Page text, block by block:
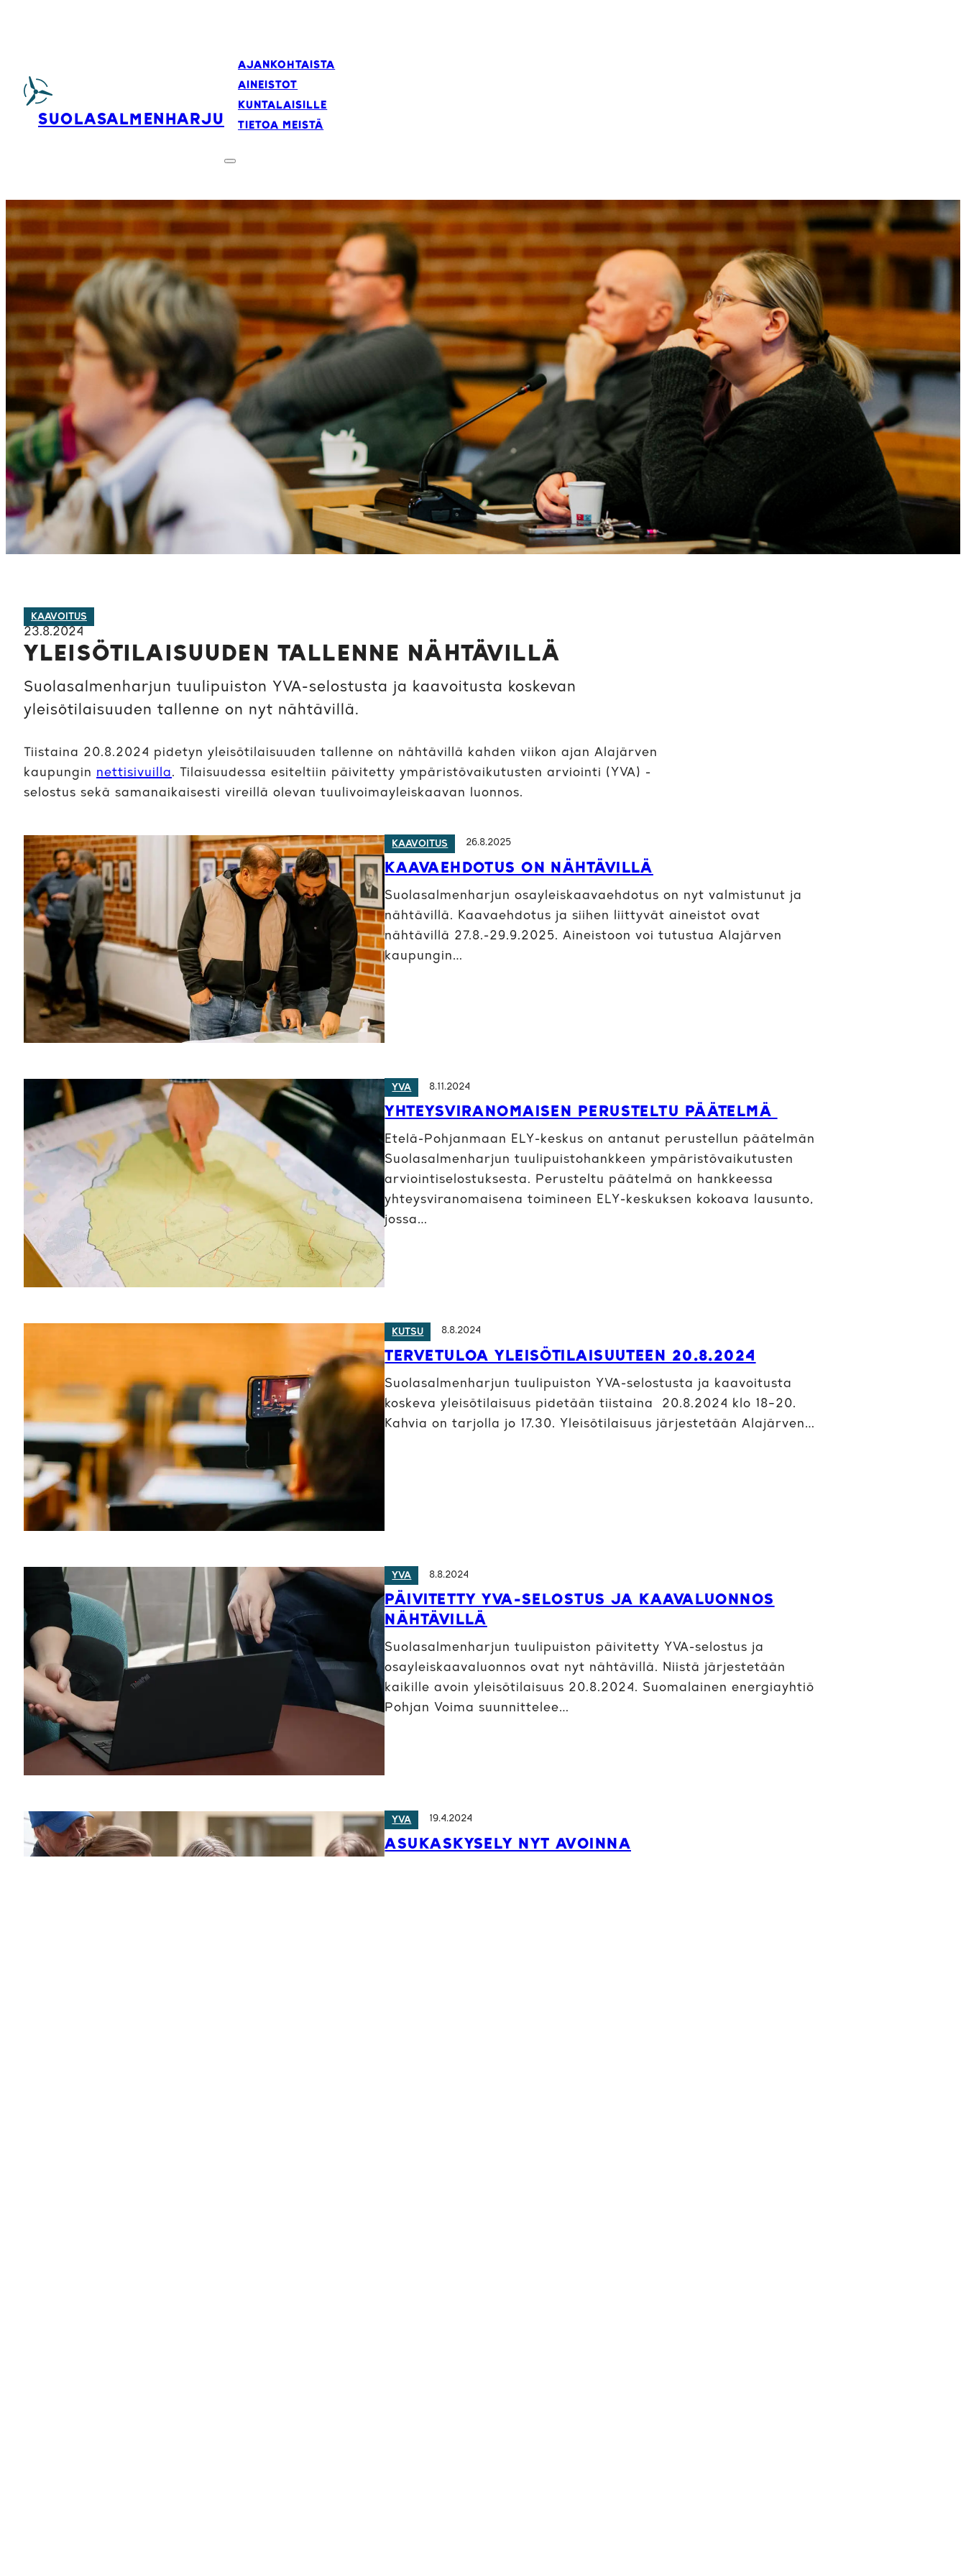
SUOLASALMENHARJU
AJANKOHTAISTA
AINEISTOT
KUNTALAISILLE
TIETOA MEISTÄ
KAAVOITUS
23.8.2024
YLEISÖTILAISUUDEN TALLENNE NÄHTÄVILLÄ
Suolasalmenharjun tuulipuiston YVA-selostusta ja kaavoitusta koskevan
yleisötilaisuuden tallenne on nyt nähtävillä.
Tiistaina 20.8.2024 pidetyn yleisötilaisuuden tallenne on nähtävillä kahden viikon ajan Alajärven
kaupungin nettisivuilla. Tilaisuudessa esiteltiin päivitetty ympäristövaikutusten arviointi (YVA) -
selostus sekä samanaikaisesti vireillä olevan tuulivoimayleiskaavan luonnos.
KAAVOITUS 26.8.2025
KAAVAEHDOTUS ON NÄHTÄVILLÄ
Suolasalmenharjun osayleiskaavaehdotus on nyt valmistunut ja
nähtävillä. Kaavaehdotus ja siihen liittyvät aineistot ovat
nähtävillä 27.8.-29.9.2025. Aineistoon voi tutustua Alajärven
kaupungin…
YVA 8.11.2024
YHTEYSVIRANOMAISEN PERUSTELTU PÄÄTELMÄ
Etelä-Pohjanmaan ELY-keskus on antanut perustellun päätelmän
Suolasalmenharjun tuulipuistohankkeen ympäristövaikutusten
arviointiselostuksesta. Perusteltu päätelmä on hankkeessa
yhteysviranomaisena toimineen ELY-keskuksen kokoava lausunto,
jossa…
KUTSU 8.8.2024
TERVETULOA YLEISÖTILAISUUTEEN 20.8.2024
Suolasalmenharjun tuulipuiston YVA-selostusta ja kaavoitusta
koskeva yleisötilaisuus pidetään tiistaina 20.8.2024 klo 18–20.
Kahvia on tarjolla jo 17.30. Yleisötilaisuus järjestetään Alajärven…
YVA 8.8.2024
PÄIVITETTY YVA-SELOSTUS JA KAAVALUONNOS
NÄHTÄVILLÄ
Suolasalmenharjun tuulipuiston päivitetty YVA-selostus ja
osayleiskaavaluonnos ovat nyt nähtävillä. Niistä järjestetään
kaikille avoin yleisötilaisuus 20.8.2024. Suomalainen energiayhtiö
Pohjan Voima suunnittelee…
YVA 19.4.2024
ASUKASKYSELY NYT AVOINNA